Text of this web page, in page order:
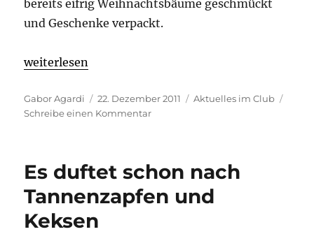
bereits eifrig Weihnachtsbäume geschmückt
und Geschenke verpackt.
„Fro-ho-ho-hohe Weihnachten“
weiterlesen
Autor
Gabor Agardi
Veröffentlicht
am
22. Dezember 2011 Kategorien
Aktuelles im Club
Schreibe einen Kommentarzu
hohe
Weihnachten
Es duftet schon nach
Tannenzapfen und
Keksen